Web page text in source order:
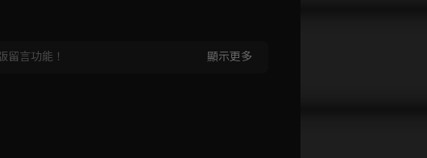
留言功能！ 顯示更多